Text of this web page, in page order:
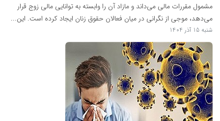
مشمول مقررات مالی می‌داند و مازاد آن را وابسته به توانایی مالی زوج قرار
می‌دهد، موجی از نگرانی در میان فعالان حقوق زنان ایجاد کرده است. این...
شنبه 15 آذر 1404